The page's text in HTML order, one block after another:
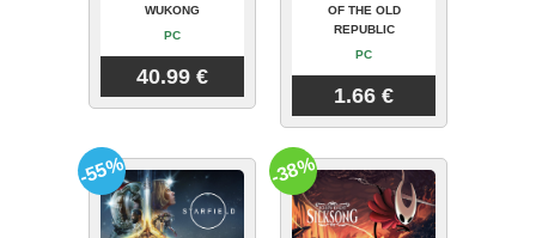
WUKONG
PC
40.99 €
OF THE OLD
REPUBLIC
PC
1.66 €
-55% -38%